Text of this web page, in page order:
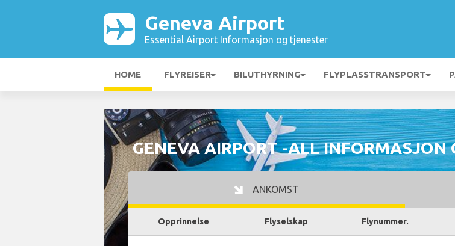
Geneva Airport
Essential Airport Informasjon og tjenester
HOME FLYREISER BILUTHYRNING FLYPLASSTRANSPORT
GENEVA AIRPORT -ALL INFORMASJON
ANKOMST
Opprinnelse Flyselskap Flynummer.